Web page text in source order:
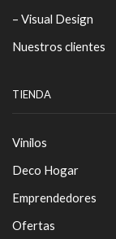
– Visual Design
Nuestros clientes
TIENDA
Vinilos
Deco Hogar
Emprendedores
Ofertas